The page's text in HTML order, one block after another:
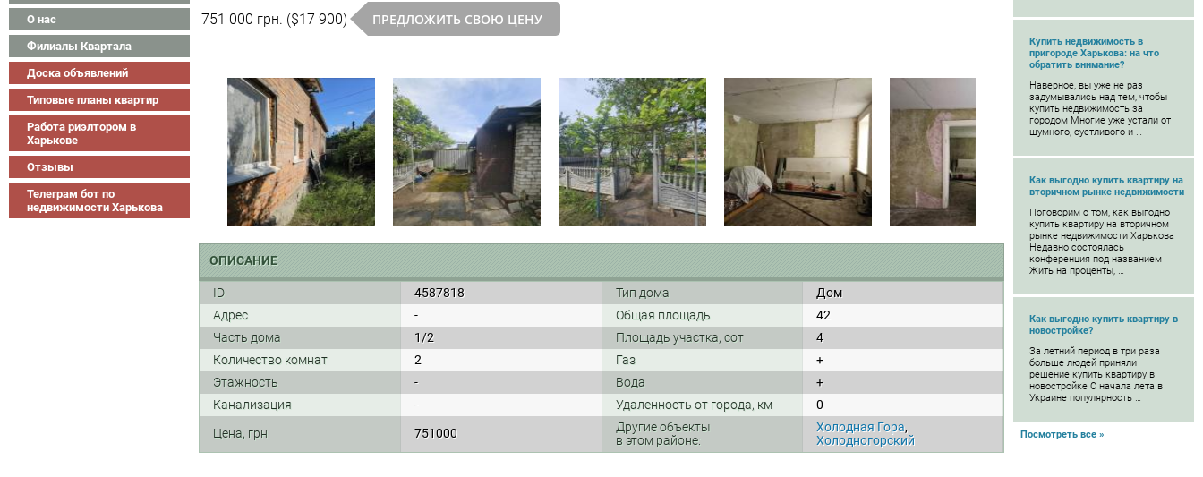
О нас
Филиалы Квартала
Доска объявлений
Типовые планы квартир
Работа риэлтором в
Харькове
Отзывы
Телеграм бот по
недвижимости Харькова
Купить недвижимость в
пригороде Харькова: на что
обратить внимание?
Наверное, вы уже не раз
задумывались над тем, чтобы
купить недвижимость за
городом Многие уже устали от
шумного, суетливого и …
Как выгодно купить квартиру на
вторичном рынке недвижимости
Поговорим о том, как выгодно
купить квартиру на вторичном
рынке недвижимости Харькова
Недавно состоялась
конференция под названием
Жить на проценты, …
Как выгодно купить квартиру в
новостройке?
За летний период в три раза
больше людей приняли
решение купить квартиру в
новостройке С начала лета в
Украине популярность …
Посмотреть все »
751 000 грн. ($17 900) ПРЕДЛОЖИТЬ СВОЮ ЦЕНУ
ОПИСАНИЕ
ID 4587818 Тип дома
Дом
Адрес
- Общая площадь
42
Часть дома
1/2 Площадь участка, сот
4
Количество комнат
2 Газ
+
Этажность
- Вода
+
Канализация
- Удаленность от города, км
0
Цена, грн
751000
Другие объекты
в этом районе:
Холодная Гора,
Холодногорский